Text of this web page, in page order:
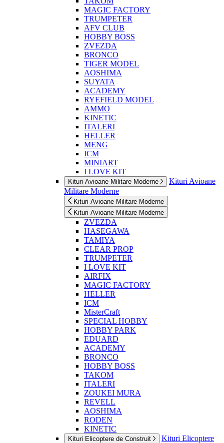
MAGIC FACTORY
TRUMPETER
AFV CLUB
HOBBY BOSS
ZVEZDA
BRONCO
TIGER MODEL
AOSHIMA
SUYATA
ACADEMY
RYEFIELD MODEL
AMMO
KINETIC
ITALERI
HELLER
MENG
ICM
MINIART
I LOVE KIT
Kituri Avioane Militare Moderne
Kituri Avioane
Militare Moderne
Kituri Avioane Militare Moderne
Kituri Avioane Militare Moderne
ZVEZDA
HASEGAWA
TAMIYA
CLEAR PROP
TRUMPETER
I LOVE KIT
AIRFIX
MAGIC FACTORY
HELLER
ICM
MisterCraft
SPECIAL HOBBY
HOBBY PARK
EDUARD
ACADEMY
BRONCO
HOBBY BOSS
TAKOM
ITALERI
ZOUKEI MURA
REVELL
AOSHIMA
RODEN
KINETIC
Kituri Elicoptere de Construit
Kituri Elicoptere